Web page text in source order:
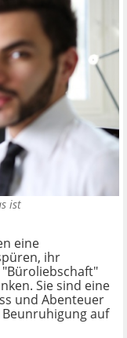
ist
eine
ihr
Sie sind eine
und Abenteuer
auf